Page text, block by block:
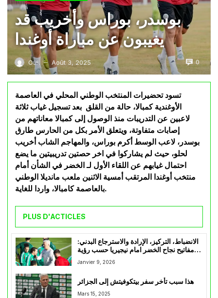
بوسدر، بوراس وأخريب قد
يغيبون عن مباراة أوغندا
Oui. — Août 3, 2025 0
تسود تحضيرات المنتخب الوطني المحلي في العاصمة
الأوغندية كمبالا، حالة من القلق بعد تسجيل غياب ثلاثة
لاعبين عن التدريبات منذ الوصول إلى كمبالا معاناتهم من
إصابات متفاوتة، ويتعلق الأمر بكل من الحارس طارق
بوسدر، لاعب الوسط أكرم بوراس، والمهاجم الشاب أخريب
لحلو، حيث لم يشاركوا في اخر حصتين تدريبيتين ما يضع
احتمال غيابهم عن اللقاء الأول لـ الخضر في الشأن أمام
منتخب أوغندا المرتقب أمسية الاثنين ملعب مانديلا الوطني
بالعاصمة كامبالا، واردا للغاية.
PLUS D'ACTICLES
الانضباط، التركيز، الإرادة والاسترجاع البدني:
مفاتيح نجاح الخضر امام نيجيريا حسب رؤية
بيتكوفيتش
Janvier 9, 2026
هذا سبب تأخر سفر بيتكوفيتش إلى الجزائر
Mars 15, 2025